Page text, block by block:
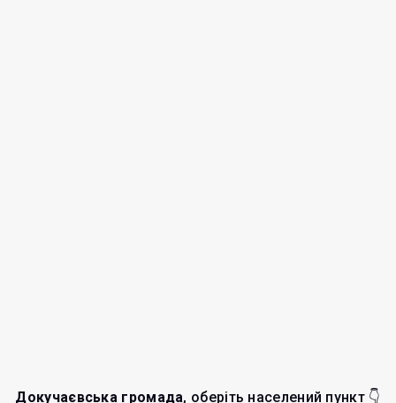
Докучаєвська громада, оберіть населений пункт 👇